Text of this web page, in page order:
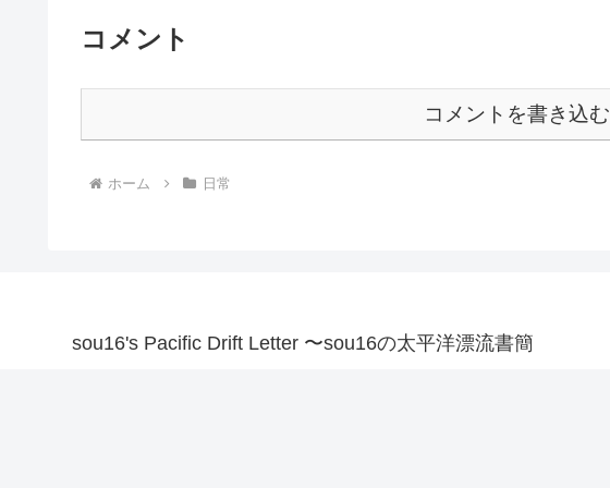
コメント
コメントを書き込む
ホーム 日常
sou16's Pacific Drift Letter 〜sou16の太平洋漂流書簡